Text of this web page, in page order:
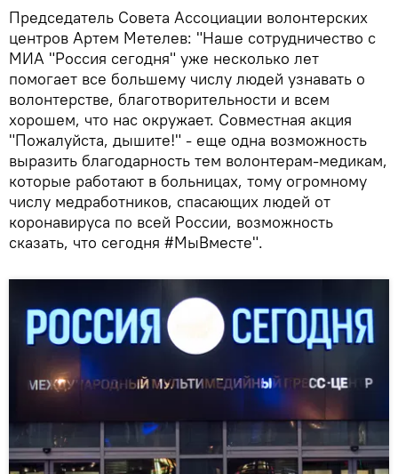
Председатель Совета Ассоциации волонтерских
центров Артем Метелев: "Наше сотрудничество с
МИА "Россия сегодня" уже несколько лет
помогает все большему числу людей узнавать о
волонтерстве, благотворительности и всем
хорошем, что нас окружает. Совместная акция
"Пожалуйста, дышите!" - еще одна возможность
выразить благодарность тем волонтерам-медикам,
которые работают в больницах, тому огромному
числу медработников, спасающих людей от
коронавируса по всей России, возможность
сказать, что сегодня #МыВместе".